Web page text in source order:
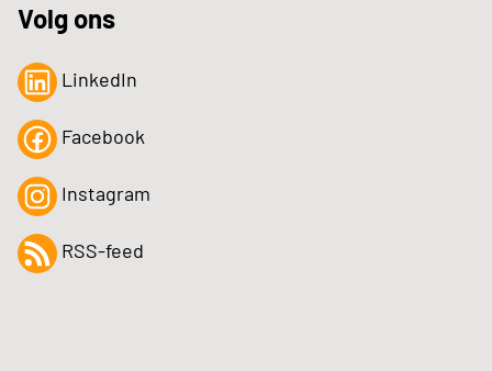
Volg ons
LinkedIn
Facebook
Instagram
RSS-feed